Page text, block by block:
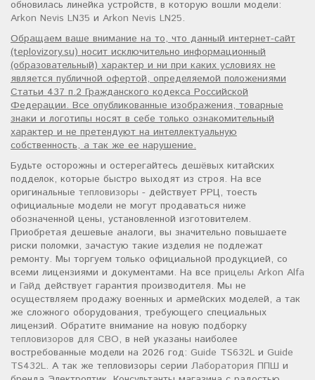
обновилась линейка устройств, в которую вошли модели:
Arkon Nevis LN35 и Arkon Nevis LN25.
Обращаем ваше внимание на то, что данный интернет-сайт
(teplovizory.su) носит исключительно информационный
(образовательный) характер и ни при каких условиях не
является публичной офертой, определяемой положениями
Статьи 437 п.2 Гражданского кодекса Российской
Федерации. Все опубликованные изображения, товарные
знаки и логотипы носят в себе только ознакомительный
характер и не претендуют на интеллектуальную
собственность, а так же ее нарушение.
Будьте осторожны и остерегайтесь дешёвых китайских
подделок, которые быстро выходят из строя. На все
оригинальные тепловизоры - действует РРЦ, тоесть
официальные модели не могут продаваться ниже
обозначенной цены, установленной изготовителем.
Приобретая дешевые аналоги, вы значительно повышаете
риски поломки, зачастую такие изделия не подлежат
ремонту. Мы торгуем только официальной продукцией, со
всеми лицензиями и документами. На все прицелы Arkon Alfa
и Гайд действует гарантия производителя. Мы не
осуществляем продажу военных и армейских моделей, а так
же сложного оборудования, требующего специальных
лицензий. Обратите внимание на новую подборку
тепловизоров для СВО, в ней указаны наиболее
востребованные модели на 2026 год: Guide TS632L и Guide
TS432L. А так же тепловизоры серии Лаборатория ППШ и